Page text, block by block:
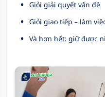
Giỏi giải quyết vấn đề
Giỏi giao tiếp – làm
Và hơn hết: giữ được